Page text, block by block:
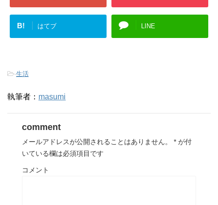
B! はてブ LINE
-生活
執筆者： masumi
comment
メールアドレスが公開されることはありません。 * が付
いている欄は必須項目です
コメント